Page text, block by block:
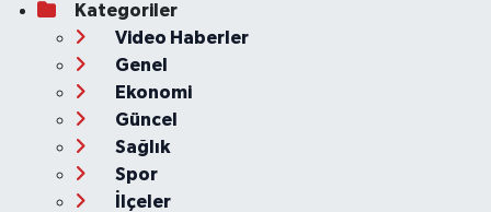
Kategoriler
Video Haberler
Genel
Ekonomi
Güncel
Sağlık
Spor
İlçeler